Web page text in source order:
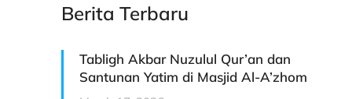
Berita Terbaru
Tabligh Akbar Nuzulul Qur’an dan
Santunan Yatim di Masjid Al-A’zhom